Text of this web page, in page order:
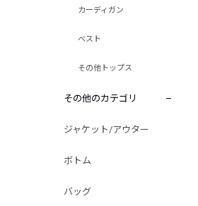
カーディガン
ベスト
その他トップス
その他のカテゴリ
ジャケット/アウター
ボトム
バッグ
別注限定 フード付き チェックシャツジャケット